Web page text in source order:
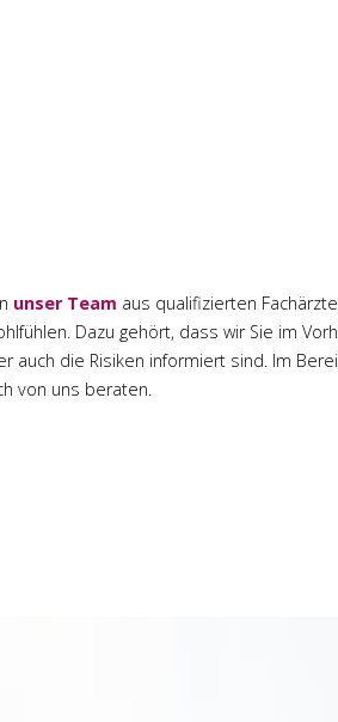
unser Team aus qualifizierten
Dazu gehört, dass wir Sie im
die Risiken informiert sind. Im
von uns beraten.